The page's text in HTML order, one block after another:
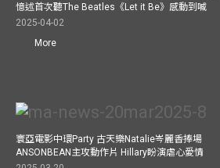
憶述首次聽The Beatles《Let it Be》感動到喊
2025-04-02
More
寰亞電影中環Party 古天樂Natalie岑麗香捧場
ANSONBEAN主攻動作片 Hillary盼演虐心愛情